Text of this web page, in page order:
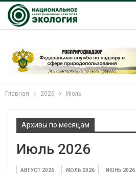
Главная 2026 Июль
Архивы по месяцам
Июль 2026
АВГУСТ 2026 ИЮЛЬ 2026 ИЮНЬ 2026